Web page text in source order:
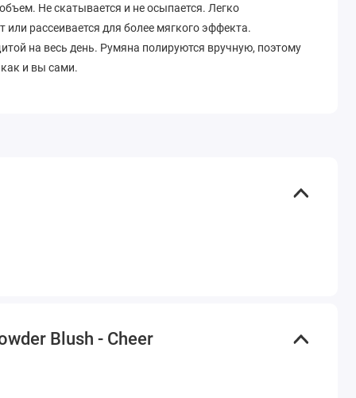
Не скатывается и не осыпается. Легко
или рассеивается для более мягкого эффекта.
на весь день. Румяна полируются вручную, поэтому
и вы сами.
Blush - Cheer